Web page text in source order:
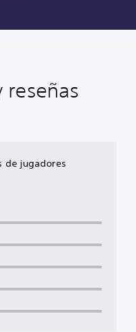
reseñas
de jugadores